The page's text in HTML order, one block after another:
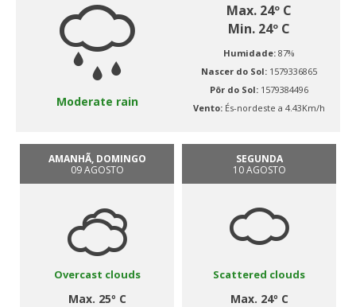
Moderate rain
Max. 24º C
Min. 24º C
Humidade: 87%
Nascer do Sol: 1579336865
Pôr do Sol: 1579384496
Vento: És-nordeste a 4.43Km/h
AMANHÃ, DOMINGO
09 AGOSTO
Overcast clouds
Max. 25º C
SEGUNDA
10 AGOSTO
Scattered clouds
Max. 24º C